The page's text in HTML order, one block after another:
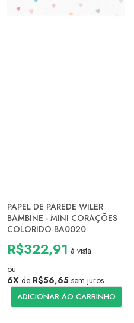
PAPEL DE PAREDE WILER
BAMBINE - MINI CORAÇÕES
COLORIDO BA0020
R$322,91 à vista
ou
6X de R$56,65 sem juros
ADICIONAR AO CARRINHO